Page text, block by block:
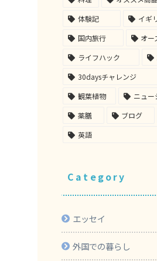
体験記
イギ
国内旅行
オー
ライフハック
30daysチャレンジ
観葉植物
ニュー
薬膳
ブログ
英語
Category
エッセイ
外国での暮らし